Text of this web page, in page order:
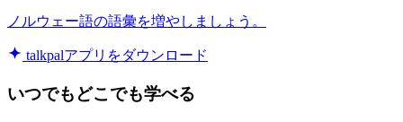
ノルウェー語の語彙を増やしましょう。
talkpalアプリをダウンロード
いつでもどこでも学べる